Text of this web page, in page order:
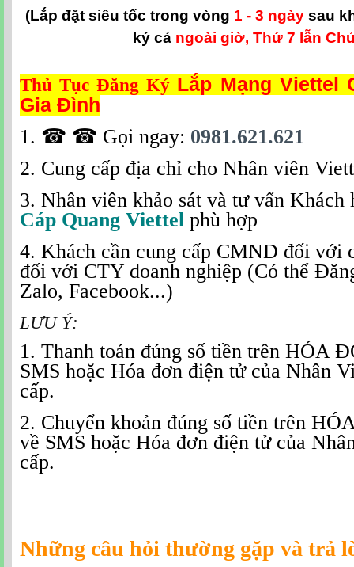
(Lắp đặt siêu tốc trong vòng 1 - 3 ngày sau
ký cả ngoài giờ, Thứ 7 lẫn
Thủ Tục Đăng Ký Lắp Mạng Viettel
Gia Đình
1. ☎ ☎ Gọi ngay: 0981.621.621
2. Cung cấp địa chỉ cho Nhân viên
3. Nhân viên khảo sát và tư vấn Khách
Cáp Quang Viettel phù hợp
4. Khách cần cung cấp CMND đối với
đối với CTY doanh nghiệp (Có thể
Zalo, Facebook...)
LƯU Ý:
1. Thanh toán đúng số tiền trên HÓA
SMS hoặc Hóa đơn điện tử của Nhân
cấp.
2. Chuyển khoản đúng số tiền trên
về SMS hoặc Hóa đơn điện tử của
cấp.
Những câu hỏi thường gặp và trả